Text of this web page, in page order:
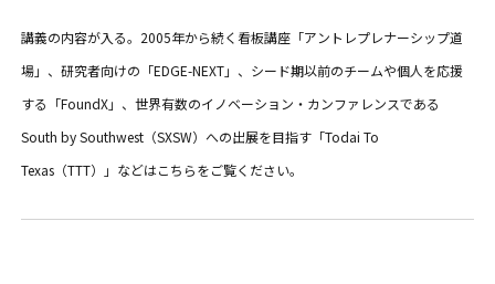
講義の内容が入る。2005年から続く看板講座「アントレプレナーシップ道
場」、研究者向けの「EDGE-NEXT」、シード期以前のチームや個人を応援
する「FoundX」、世界有数のイノベーション・カンファレンスである
South by Southwest（SXSW）への出展を目指す「Todai To
Texas（TTT）」などはこちらをご覧ください。